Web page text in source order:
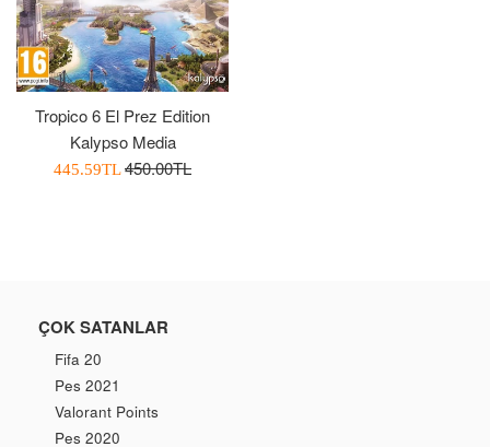
Tropico 6 El Prez Edition
Kalypso Media
İndirimli
445.59TLNormal
450.00TL
ÇOK SATANLAR
Fifa 20
Pes 2021
Valorant Points
Pes 2020